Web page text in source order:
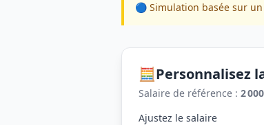
🔵 Simulation basée sur
🧮Personnalisez
Salaire de référence : 2
Ajustez le salaire